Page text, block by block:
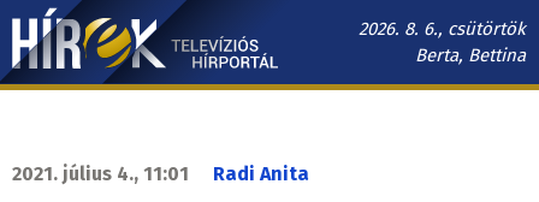
Ugrás
tartalomra
2026. 8. 6., csütörtök
Berta, Bettina
Hírek.sk
navigáció
2021. július 4., 11:01 Radi Anita